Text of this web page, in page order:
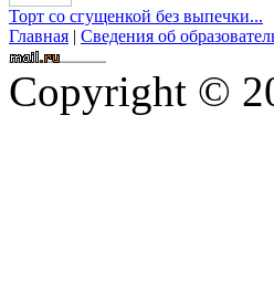
Торт со сгущенкой без выпечки...
Главная | Сведения об
Copyright ©